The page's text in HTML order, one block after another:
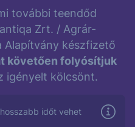
további teendőd
Zrt. / Agrár-
Alapítvány készfizető
követően folyósítjuk
igényelt kölcsönt.
időt vehet